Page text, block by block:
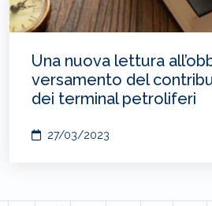
Una nuova lettura
versamento del
dei terminal petroliferi
27/03/2023